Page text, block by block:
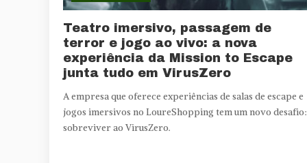
Teatro imersivo, passagem de
terror e jogo ao vivo: a nova
experiência da Mission to Escape
junta tudo em VirusZero
A empresa que oferece experiências de salas de escape e
jogos imersivos no LoureShopping tem um novo desafio:
sobreviver ao VirusZero.